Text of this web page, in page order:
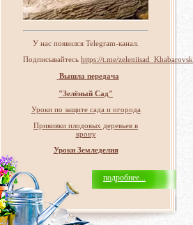
У нас появился Telegram-канал.
Подписывайтесь https://t.me/zeleniisad_Khabarovsk
Вышла передача
"Зелёный Сад"
Уроки по защите сада и огорода
Прививки плодовых деревьев в
крону
Уроки Земледелия
подробнее...